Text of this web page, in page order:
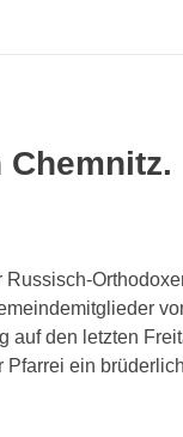
Chemnitz.
den letzten
ein